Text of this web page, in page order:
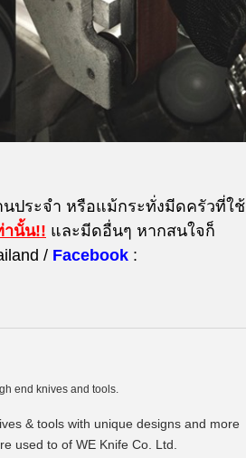
ประจำ หรือแม้กระทั่งมีดครัวที่ใช้
านั้น!! และมีดอื่นๆ หากสนใจก็
/ Facebook :
end knives and tools.
& tools with unique designs and more
used to of WE Knife Co. Ltd.